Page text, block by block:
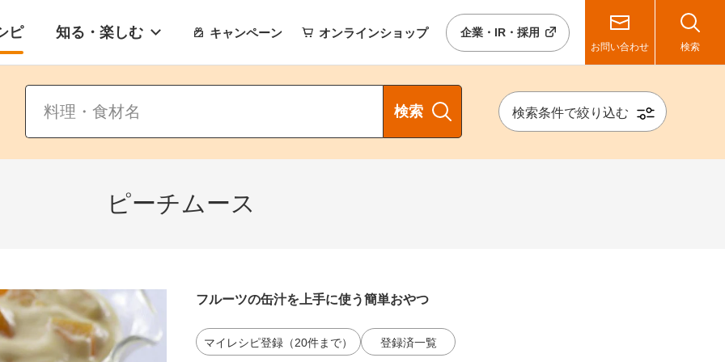
ピ 知る・楽しむ キャンペーン オンラインショップ 企業・IR・採用
お問い合わせ 検索
検索 検索条件で絞り込む
ピーチムース
フルーツの缶汁を上手に使う簡単おやつ
マイレシピ登録（20件まで） 登録済一覧